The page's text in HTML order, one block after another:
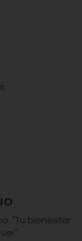
"Tu bienestar